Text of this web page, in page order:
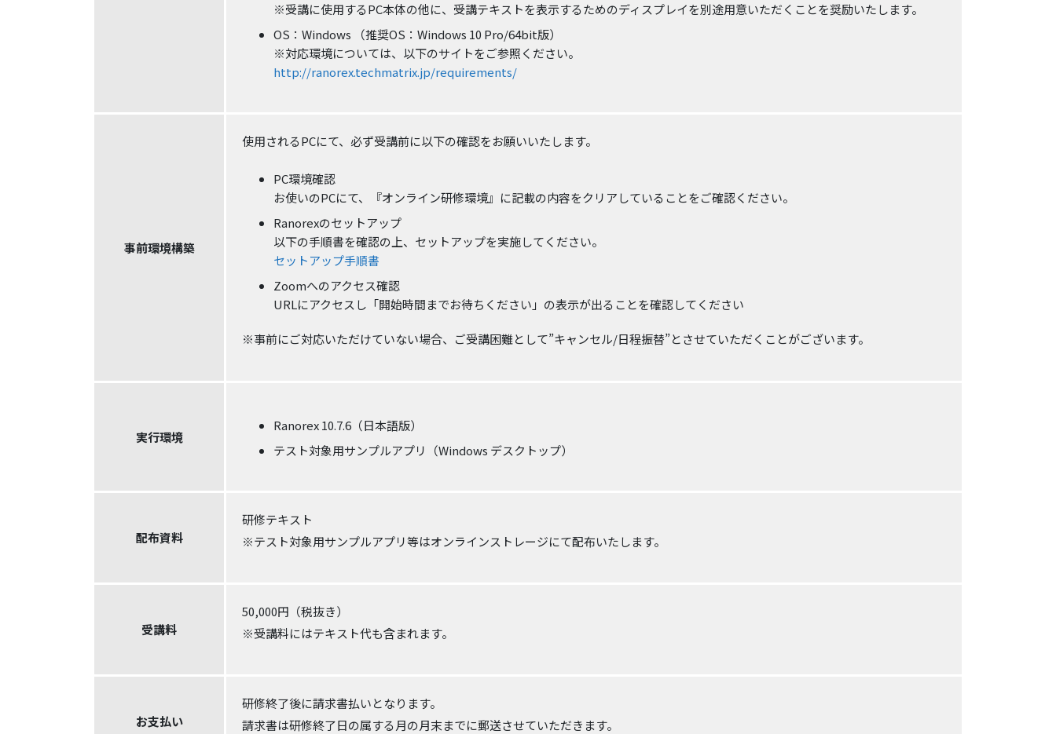
※受講に使用するPC本体の他に、受講テキストを表示するためのディスプレイを別途用意いただくことを奨励いたします。
OS：Windows （推奨OS：Windows 10 Pro/64bit版）
※対応環境については、以下のサイトをご参照ください。
http://ranorex.techmatrix.jp/requirements/
事前環境構築
使用されるPCにて、必ず受講前に以下の確認をお願いいたします。
PC環境確認
お使いのPCにて、『オンライン研修環境』に記載の内容をクリアしていることをご確認ください。
Ranorexのセットアップ
以下の手順書を確認の上、セットアップを実施してください。
セットアップ手順書
Zoomへのアクセス確認
URLにアクセスし「開始時間までお待ちください」の表示が出ることを確認してください
※事前にご対応いただけていない場合、ご受講困難として”キャンセル/日程振替”とさせていただくことがございます。
実行環境
Ranorex 10.7.6（日本語版）
テスト対象用サンプルアプリ（Windows デスクトップ）
配布資料
研修テキスト
※テスト対象用サンプルアプリ等はオンラインストレージにて配布いたします。
受講料
50,000円（税抜き）
※受講料にはテキスト代も含まれます。
お支払い
研修終了後に請求書払いとなります。
請求書は研修終了日の属する月の月末までに郵送させていただきます。